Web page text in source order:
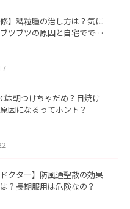
修】稗粒腫の治し方は？気に
ツブツの原因と自宅ででき
は朝つけちゃだめ？日焼け
因になるってホント？
ドクター】防風通聖散の効果
？長期服用は危険なの？